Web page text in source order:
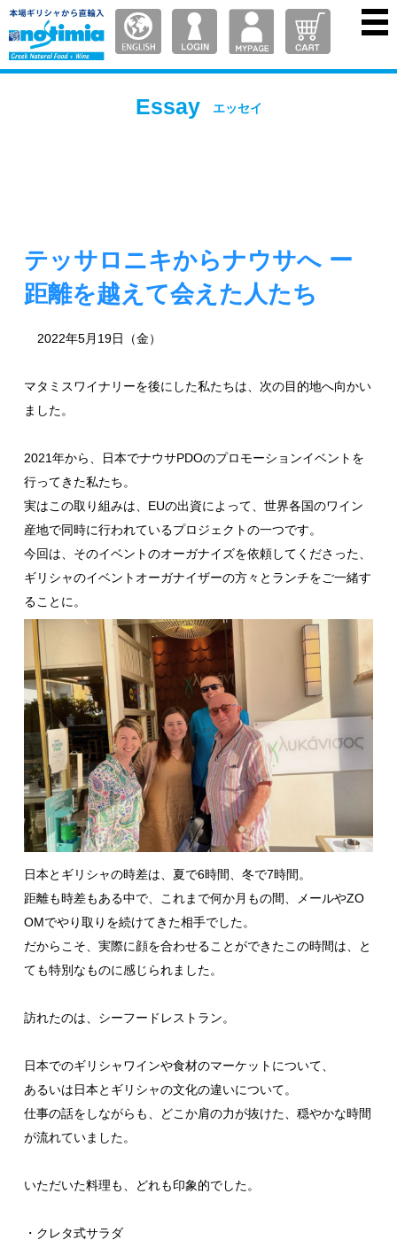
Essay エッセイ
テッサロニキからナウサへ ー
距離を越えて会えた人たち
2022年5月19日（金）
マタミスワイナリーを後にした私たちは、次の目的地へ向かい
ました。
2021年から、日本でナウサPDOのプロモーションイベントを
行ってきた私たち。
実はこの取り組みは、EUの出資によって、世界各国のワイン
産地で同時に行われているプロジェクトの一つです。
今回は、そのイベントのオーガナイズを依頼してくださった、
ギリシャのイベントオーガナイザーの方々とランチをご一緒す
ることに。
日本とギリシャの時差は、夏で6時間、冬で7時間。
距離も時差もある中で、これまで何か月もの間、メールやZO
OMでやり取りを続けてきた相手でした。
だからこそ、実際に顔を合わせることができたこの時間は、と
ても特別なものに感じられました。
訪れたのは、シーフードレストラン。
日本でのギリシャワインや食材のマーケットについて、
あるいは日本とギリシャの文化の違いについて。
仕事の話をしながらも、どこか肩の力が抜けた、穏やかな時間
が流れていました。
いただいた料理も、どれも印象的でした。
・クレタ式サラダ